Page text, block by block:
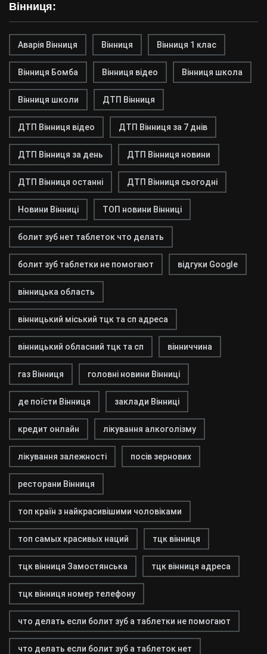
Вінниця:
Аварія Вінниця Вінниця Вінниця 1 клас
Вінниця Бомба Вінниця відео Вінниця школа
Вінниця школи ДТП Вінниця
ДТП Вінниця відео ДТП Вінниця за 7 днів
ДТП Вінниця за день ДТП Вінниця новини
ДТП Вінниця останні ДТП Вінниця сьогодні
Новини Вінниці ТОП новини Вінниці
болит зуб нет таблеток что делать
болит зуб таблетки не помогают відгуки Google
вінницька область
вінницький міський тцк та сп адреса
вінницький обласний тцк та сп вінниччина
газ Вінниця головні новини Вінниці
де поїсти Вінниця заклади Вінниці
кредит онлайн лікування алкоголізму
лікування залежності посів зернових
ресторани Вінниця
топ країн з найкрасивішими чоловіками
топ самых красивых наций тцк вінниця
тцк вінниця Замостянська тцк вінниця адреса
тцк вінниця номер телефону
что делать если болит зуб а таблетки не помогают
что делать если болит зуб а таблеток нет